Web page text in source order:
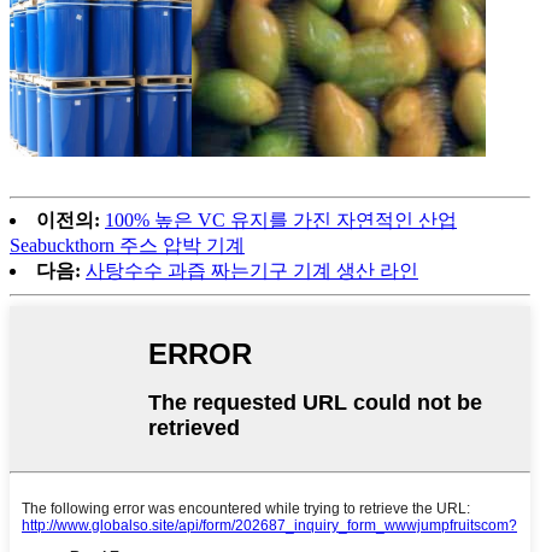
이전의: 100% 높은 VC 유지를 가진 자연적인 산업
Seabuckthorn 주스 압박 기계
다음: 사탕수수 과즙 짜는기구 기계 생산 라인